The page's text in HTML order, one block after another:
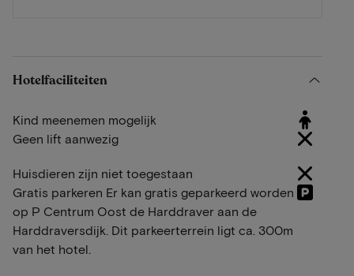
Hotelfaciliteiten
Kind meenemen mogelijk
Geen lift aanwezig
Huisdieren zijn niet toegestaan
Gratis parkeren Er kan gratis geparkeerd worden
op P Centrum Oost de Harddraver aan de
Harddraversdijk. Dit parkeerterrein ligt ca. 300m
van het hotel.